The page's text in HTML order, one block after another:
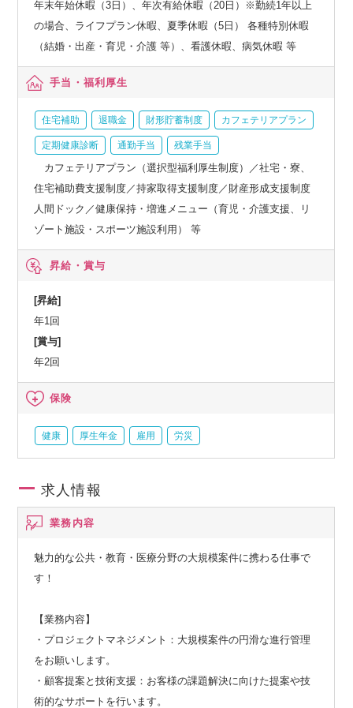
年末年始休暇（3日）、年次有給休暇（20日）※勤続1年以上
の場合、ライフプラン休暇、夏季休暇（5日） 各種特別休暇
（結婚・出産・育児・介護 等）、看護休暇、病気休暇 等
手当・福利厚生
住宅補助 退職金 財形貯蓄制度 カフェテリアプラン
定期健康診断 通勤手当 残業手当
カフェテリアプラン（選択型福利厚生制度）／社宅・寮、
住宅補助費支援制度／持家取得支援制度／財産形成支援制度
人間ドック／健康保持・増進メニュー（育児・介護支援、リ
ゾート施設・スポーツ施設利用） 等
昇給・賞与
[昇給]
年1回
[賞与]
年2回
保険
健康 厚生年金 雇用 労災
求人情報
業務内容
魅力的な公共・教育・医療分野の大規模案件に携わる仕事で
す！
【業務内容】
・プロジェクトマネジメント：大規模案件の円滑な進行管理
をお願いします。
・顧客提案と技術支援：お客様の課題解決に向けた提案や技
術的なサポートを行います。